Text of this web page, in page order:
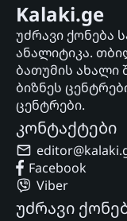
Kalaki.ge
უძრავი ქონება
ანალიტიკა.
ბათუმის ახალი
ბიზნეს
ცენტრები.
კონტაქტები
Facebook
Viber
უძრავი